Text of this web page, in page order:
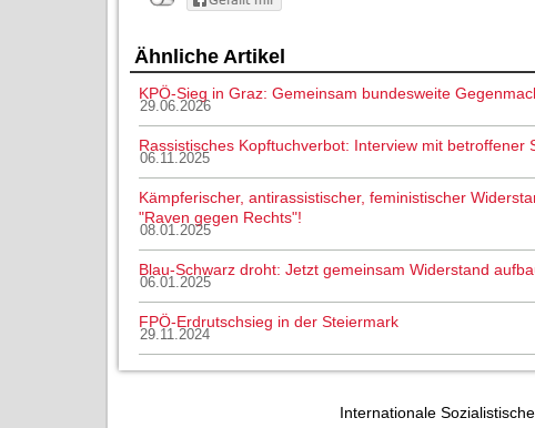
Ähnliche Artikel
KPÖ-Sieg in Graz: Gemeinsam bundesweite
29.06.2026
Rassistisches Kopftuchverbot: Interview mit betroffener
06.11.2025
Kämpferischer, antirassistischer, feministischer
"Raven gegen Rechts"!
08.01.2025
Blau-Schwarz droht: Jetzt gemeinsam Widerstand
06.01.2025
FPÖ-Erdrutschsieg in der Steiermark
29.11.2024
Internationale